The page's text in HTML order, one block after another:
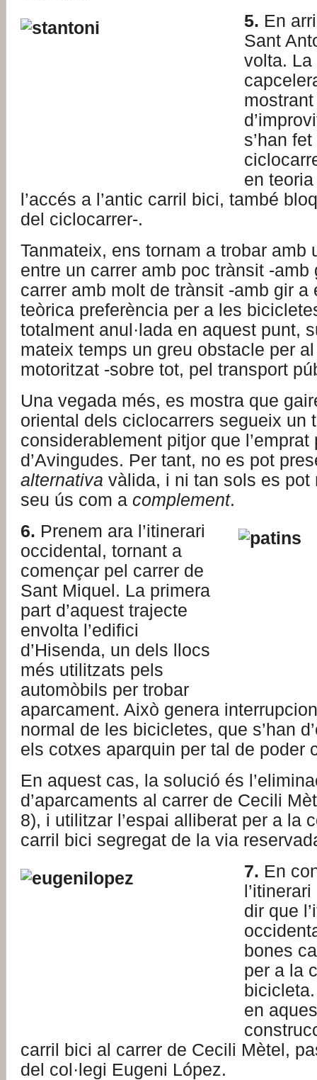
5. En
Sant
volta. La
s’han
en
l’accés a l’antic carril bici, també
del ciclocarrer-.
Tanmateix, ens tornam a trobar amb
entre un carrer amb poc trànsit -amb
carrer amb molt de trànsit -amb gir a
teòrica preferència per a les
totalment anul·lada en aquest punt,
mateix temps un greu obstacle per
motoritzat -sobre tot, pel transport
Una vegada més, es mostra que
oriental dels ciclocarrers segueix un
considerablement pitjor que
d’Avingudes. Per tant, no es pot
alternativa vàlida, i ni tan sols es pot
seu ús com a complement.
6. Prenem ara l’itinerari
occidental, tornant a
començar pel carrer de
Sant Miquel. La primera
part d’aquest trajecte
envolta l’edifici
d’Hisenda, un dels llocs
més utilitzats pels
automòbils per trobar
aparcament. Això genera
normal de les bicicletes, que s’han
els cotxes aparquin per tal de poder
En aquest cas, la solució és
d’aparcaments al carrer de Cecili
8), i utilitzar l’espai alliberat per a la
carril bici segregat de la via
7. En
dir que
bones
per a la
en
carril bici al carrer de Cecili Mètel,
del col·legi Eugeni López.